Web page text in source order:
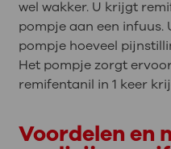
wel wakker. U krijgt
pompje aan een infuus.
pompje hoeveel
Het pompje zorgt
remifentanil in 1 keer
Voordelen en